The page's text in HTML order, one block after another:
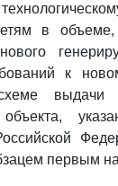
в
к
выдачи
объекта,
первым